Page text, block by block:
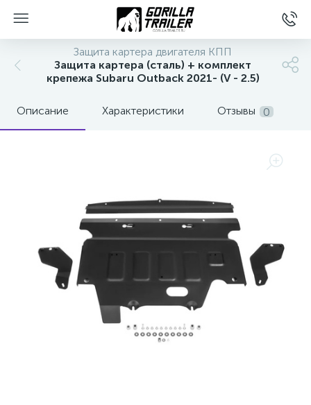
Защита картера двигателя КПП
Защита картера (сталь) + комплект
крепежа Subaru Outback 2021- (V - 2.5)
Описание Характеристики Отзывы 0